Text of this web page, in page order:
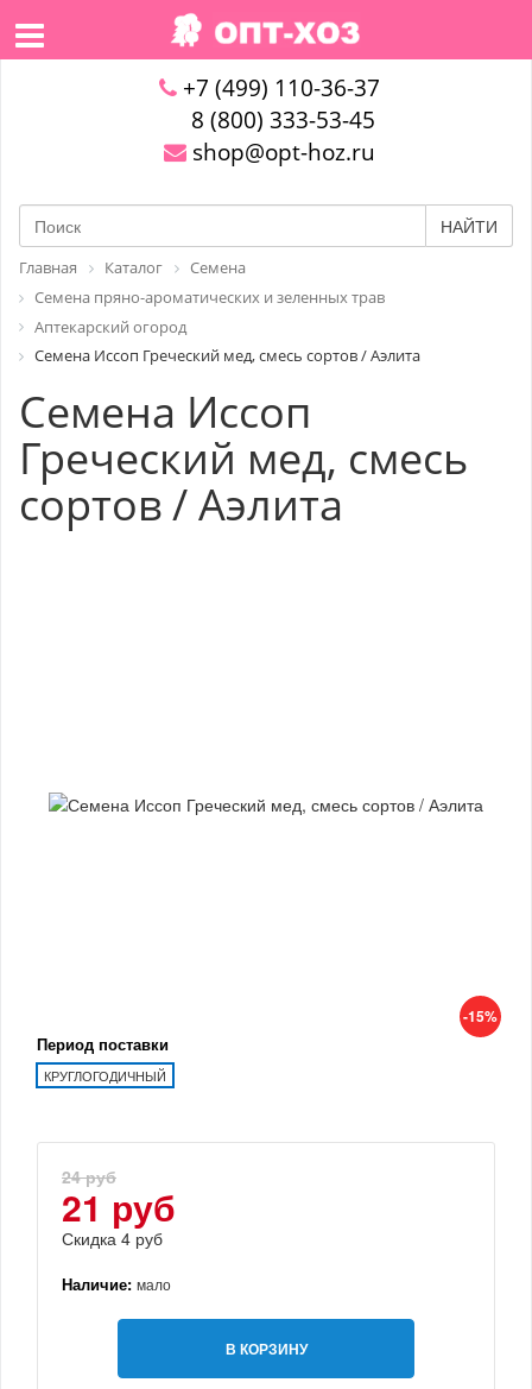
+7 (499) 110-36-37
8 (800) 333-53-45
shop@opt-hoz.ru
НАЙТИ
Главная Каталог
Семена
Семена пряно-ароматических и зеленных трав
Аптекарский огород
Семена Иссоп Греческий мед, смесь сортов / Аэлита
Семена Иссоп
Греческий мед, смесь
сортов / Аэлита
-15%
Период поставки
КРУГЛОГОДИЧНЫЙ
24 руб
21 руб
Скидка 4 руб
Наличие: мало
В КОРЗИНУ